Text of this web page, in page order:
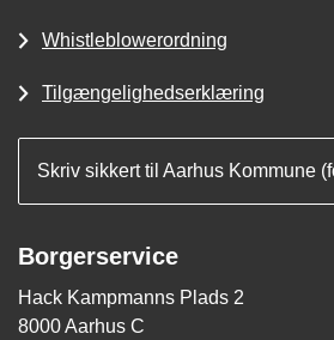
Whistleblowerordning
Tilgængelighedserklæring
Skriv sikkert til Aarhus Kommune
Borgerservice
Hack Kampmanns Plads 2
8000 Aarhus C